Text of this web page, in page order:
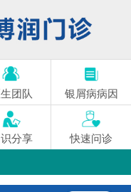
生团队 银屑病病因
分享 快速问诊